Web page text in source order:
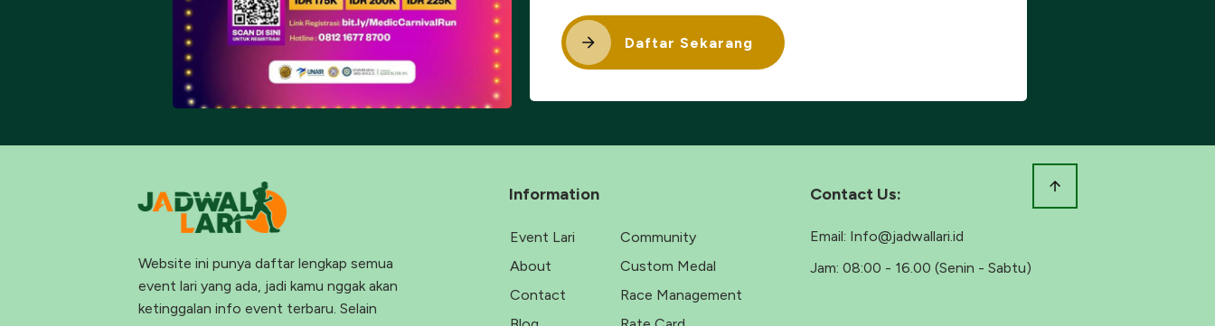
Daftar Sekarang
Website ini punya daftar lengkap semua
event lari yang ada, jadi kamu nggak akan
ketinggalan info event terbaru. Selain
Information
Event Lari
About
Contact
Community
Custom Medal
Race Management
Contact Us:
Email: Info@jadwallari.id
Jam:08:00 - 16.00 (Senin - Sabtu)